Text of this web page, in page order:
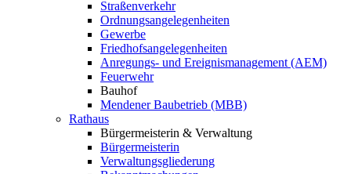
Straßenverkehr
Ordnungsangelegenheiten
Gewerbe
Friedhofsangelegenheiten
Anregungs- und Ereignismanagement (AEM)
Feuerwehr
Bauhof
Mendener Baubetrieb (MBB)
Rathaus
Bürgermeisterin & Verwaltung
Bürgermeisterin
Verwaltungsgliederung